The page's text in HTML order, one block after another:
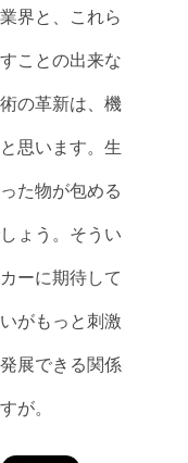
界と、これら
ことの出来な
の革新は、機
思います。生
た物が包める
ょう。そうい
ーに期待して
がもっと刺激
展できる関係
が。